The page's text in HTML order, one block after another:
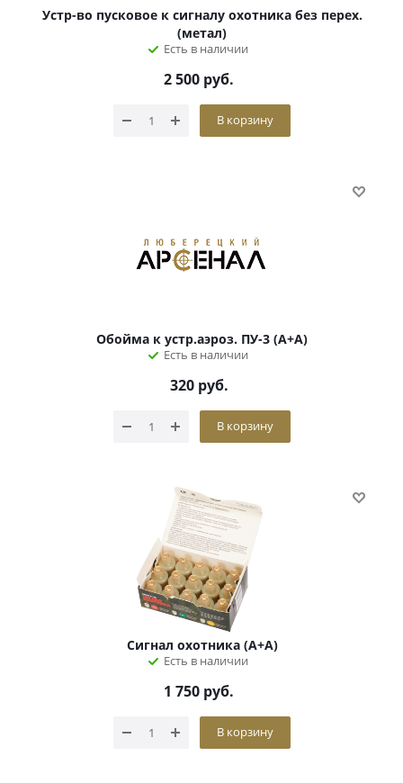
Устр-во пусковое к сигналу охотника без перех.
(метал)
Есть в наличии
2 500 руб.
В корзину
Обойма к устр.аэроз. ПУ-3 (А+А)
Есть в наличии
320руб.
В корзину
Сигнал охотника (А+А)
Есть в наличии
1 750 руб.
В корзину